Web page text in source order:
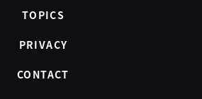
TOPICS
PRIVACY
CONTACT